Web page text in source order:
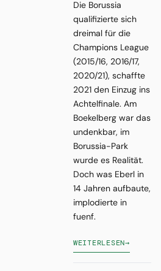
Die Borussia
qualifizierte sich
dreimal für die
Champions League
(2015/16, 2016/17,
2020/21), schaffte
2021 den Einzug ins
Achtelfinale. Am
Boekelberg war das
undenkbar, im
Borussia-Park
wurde es Realität.
Doch was Eberl in
14 Jahren aufbaute,
implodierte in
fuenf.
WEITERLESEN→